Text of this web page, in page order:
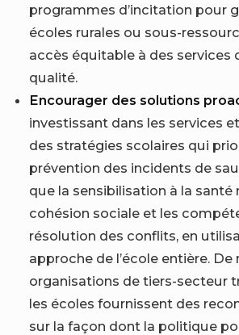
programmes d’incitation pour
écoles rurales ou sous-
accès équitable à des services
qualité.
Encourager des solutions
investissant dans les services
des stratégies scolaires qui
prévention des incidents de
que la sensibilisation à la santé
cohésion sociale et les
résolution des conflits, en
approche de l’école entière.
organisations de tiers-secteur
les écoles fournissent des
sur la façon dont la politique